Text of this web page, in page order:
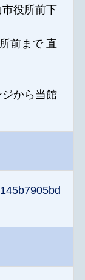
市役所前下
前まで 直
から当館